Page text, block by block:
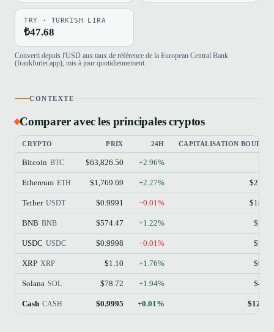
TRY · TURKISH LIRA
₺47.68
Converti depuis l'USD aux taux de référence de la European Central Bank
(frankfurter.app), mis à jour quotidiennement.
CONTEXTE
Comparer avec les principales cryptos
CRYPTO PRIX 24H CAPITALISATION
Bitcoin BTC $63,826.50 +2.96%
Ethereum ETH $1,769.69 +2.27%
Tether USDT $0.9991 −0.01%
BNB BNB $574.47 +1.22%
USDC USDC $0.9998 −0.01%
XRP XRP $1.10 +1.76%
Solana SOL $78.72 +1.94%
Cash CASH $0.9995 +0.01%